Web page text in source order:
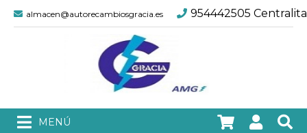
almacen@autorecambiosgracia.es 954442505 Centralita